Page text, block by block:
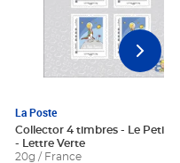
La Poste
Collector 4 timbres - Le Petit
- Lettre Verte
20g / France